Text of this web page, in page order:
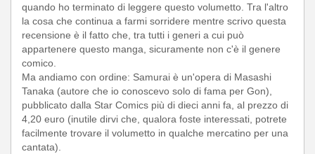
quando ho terminato di leggere questo volumetto. Tra l'altro
la cosa che continua a farmi sorridere mentre scrivo questa
recensione è il fatto che, tra tutti i generi a cui può
appartenere questo manga, sicuramente non c'è il genere
comico.
Ma andiamo con ordine: Samurai è un'opera di Masashi
Tanaka (autore che io conoscevo solo di fama per Gon),
pubblicato dalla Star Comics più di dieci anni fa, al prezzo di
4,20 euro (inutile dirvi che, qualora foste interessati, potrete
facilmente trovare il volumetto in qualche mercatino per una
cantata).